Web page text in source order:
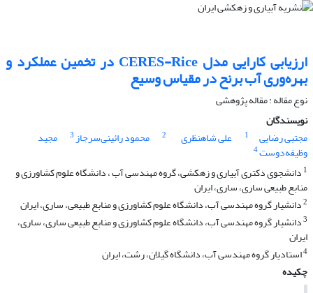
ارزیابی کارایی مدل CERES-Rice در تخمین عملکرد و
بهره‌وری آب برنح در مقیاس وسیع
نوع مقاله : مقاله پژوهشی
نویسندگان
مجتبی رضایی
1 علی شاهنظری 2 محمود رائینی‌سرجاز3 مجید
وظیفه‌دوست4
1 دانشجوی دکتری آبیاری و زهکشی، گروه مهندسی آب ، دانشگاه علوم کشاورزی و
منابع طبیعی ساری، ساری، ایران
2دانشیار گروه مهندسی آب، دانشگاه علوم کشاورزی و منابع طبیعی، ساری، ایران
3دانشیار گروه مهندسی آب، دانشگاه علوم کشاورزی و منابع طبیعی ساری، ساری،
ایران
4استادیار گروه مهندسی آب، دانشگاه گیلان، رشت، ایران
چکیده